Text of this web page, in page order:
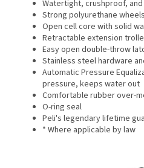
Watertight, crushproof,
Strong polyurethane
Open cell core with solid
Retractable extension
Easy open double-throw
Stainless steel hardware
Automatic Pressure
pressure, keeps water out
Comfortable rubber over-
O-ring seal
Peli's legendary lifetime
* Where applicable by law